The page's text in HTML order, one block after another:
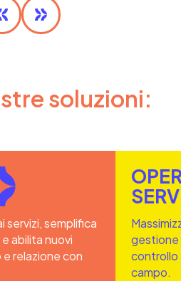
soluzioni:
servizi, semplifica
abilita nuovi
relazione con
gestione
controllo
campo.